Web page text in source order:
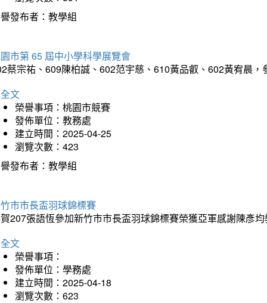
發布者：教學組
市第 65 屆中小學科學展覽會
蔡宗祐、609陳柏誠、602范宇慈、610黃品叡、602黃宥晨
文
榮譽事項：桃園市競賽
發佈單位：教務處
建立時間：2025-04-25
瀏覽次數：423
發布者：教學組
市市長盃羽球錦標賽
207張語恆參加新竹市市長盃羽球錦標賽榮獲亞軍感謝陳彥
文
榮譽事項：
發佈單位：學務處
建立時間：2025-04-18
瀏覽次數：623